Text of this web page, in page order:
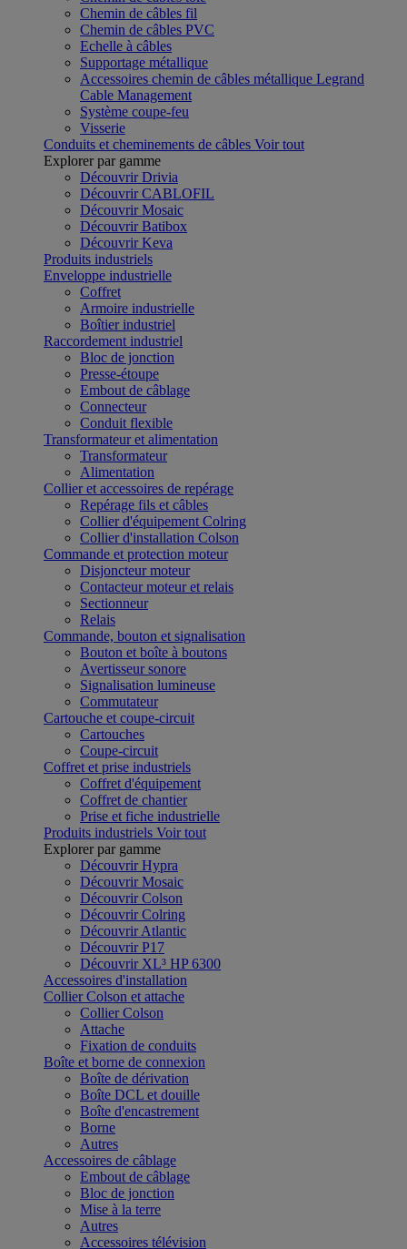
Chemin de câbles fil
Chemin de câbles PVC
Echelle à câbles
Supportage métallique
Accessoires chemin de câbles métallique Legrand
Cable Management
Système coupe-feu
Visserie
Conduits et cheminements de câbles Voir tout
Explorer par gamme
Découvrir Drivia
Découvrir CABLOFIL
Découvrir Mosaic
Découvrir Batibox
Découvrir Keva
Produits industriels
Enveloppe industrielle
Coffret
Armoire industrielle
Boîtier industriel
Raccordement industriel
Bloc de jonction
Presse-étoupe
Embout de câblage
Connecteur
Conduit flexible
Transformateur et alimentation
Transformateur
Alimentation
Collier et accessoires de repérage
Repérage fils et câbles
Collier d'équipement Colring
Collier d'installation Colson
Commande et protection moteur
Disjoncteur moteur
Contacteur moteur et relais
Sectionneur
Relais
Commande, bouton et signalisation
Bouton et boîte à boutons
Avertisseur sonore
Signalisation lumineuse
Commutateur
Cartouche et coupe-circuit
Cartouches
Coupe-circuit
Coffret et prise industriels
Coffret d'équipement
Coffret de chantier
Prise et fiche industrielle
Produits industriels Voir tout
Explorer par gamme
Découvrir Hypra
Découvrir Mosaic
Découvrir Colson
Découvrir Colring
Découvrir Atlantic
Découvrir P17
Découvrir XL³ HP 6300
Accessoires d'installation
Collier Colson et attache
Collier Colson
Attache
Fixation de conduits
Boîte et borne de connexion
Boîte de dérivation
Boîte DCL et douille
Boîte d'encastrement
Borne
Autres
Accessoires de câblage
Embout de câblage
Bloc de jonction
Mise à la terre
Autres
Accessoires télévision